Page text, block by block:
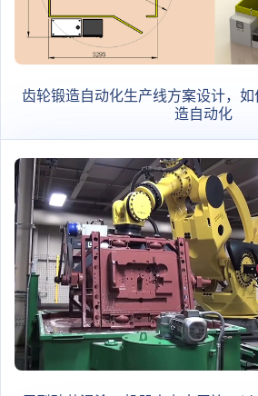
齿轮锻造自动化生产线方案设计，
造自动化